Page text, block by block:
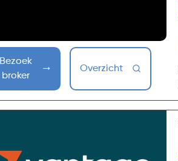
Bezoek
broker
Overzicht